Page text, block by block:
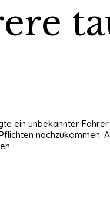
ein unbekannter